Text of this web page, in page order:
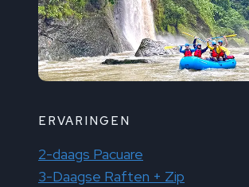
ERVARINGEN
2-daags Pacuare
3-Daagse Raften + Zip